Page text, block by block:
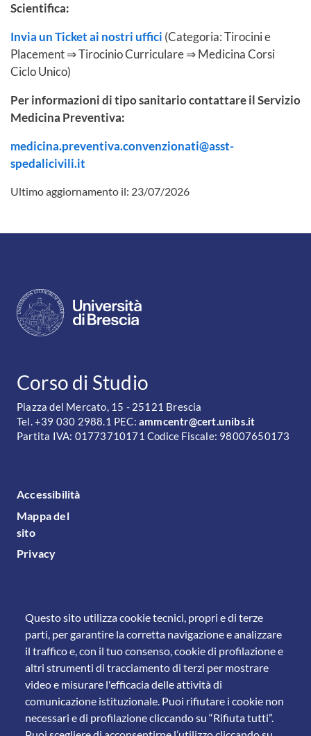
Scientifica:
Invia un Ticket ai nostri uffici (Categoria: Tirocini e
Placement ⇒ Tirocinio Curriculare ⇒ Medicina Corsi
Ciclo Unico)
Per informazioni di tipo sanitario contattare il Servizio
Medicina Preventiva:
medicina.preventiva.convenzionati@asst-
spedalicivili.it
Ultimo aggiornamento il: 23/07/2026
Questo sito utilizza cookie tecnici, propri e di terze
parti, per garantire la corretta navigazione e analizzare
il traffico e, con il tuo consenso, cookie di profilazione e
altri strumenti di tracciamento di terzi per mostrare
video e misurare l'efficacia delle attività di
comunicazione istituzionale. Puoi rifiutare i cookie non
necessari e di profilazione cliccando su “Rifiuta tutti”.
CONTATTI
Corso di Studio
Piazza del Mercato, 15 - 25121 Brescia
Tel. +39 030 2988.1 PEC: ammcentr@cert.unibs.it
Partita IVA: 01773710171 Codice Fiscale: 98007650173
FOOTER MENU
Accessibilità
Mappa del
sito
Privacy